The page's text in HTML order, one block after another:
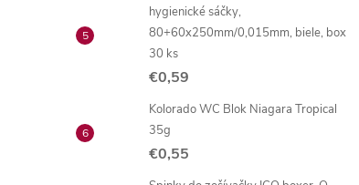
hygienické sáčky,
80+60x250mm/0,015mm, biele, box
30 ks
€0,59
Kolorado WC Blok Niagara Tropical
35g
€0,55